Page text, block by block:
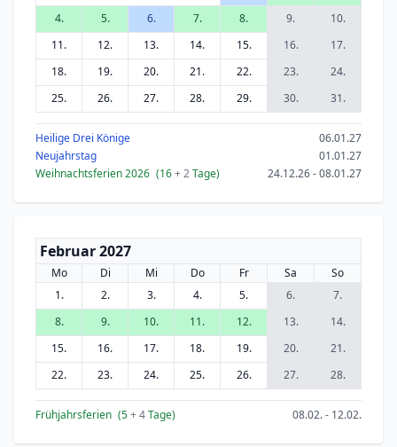
4.
5. 6. 7. 8. 9.
10.
11.
12. 13. 14. 15. 16.
17.
18.
19. 20. 21. 22. 23.
24.
25.
26. 27. 28. 29. 30. 31.
Heilige Drei Könige
06.01.27
Neujahrstag
01.01.27
Weihnachtsferien 2026 (16+ 2Tage) 24.12.26 - 08.01.27
Februar 2027
Mo Di Mi Do Fr Sa
So
1.
2. 3. 4. 5. 6.
7.
8.
9. 10. 11. 12. 13.
14.
15.
16. 17. 18. 19. 20.
21.
22.
23. 24. 25. 26. 27. 28.
Frühjahrsferien (5+ 4Tage) 08.02. - 12.02.